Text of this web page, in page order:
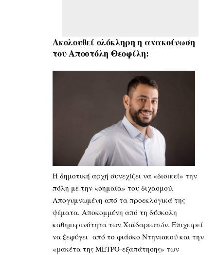
Ακολουθεί ολόκληρη η ανακοίνωση
του Αποστόλη Θεοφίλη:
Η δημοτική αρχή συνεχίζει να «διοικεί» την
πόλη με την «σημαία» του διχασμού.
Απογυμνωμένη από τα προεκλογικά της
ψέματα. Αποκομμένη από τη δύσκολη
καθημερινότητα των Χαϊδαριωτών. Επιχειρεί
να ξεφύγει από το φιάσκο Ντηνιακού και την
«μακέτα της ΜΕΤΡΟ-εξαπάτησης» των